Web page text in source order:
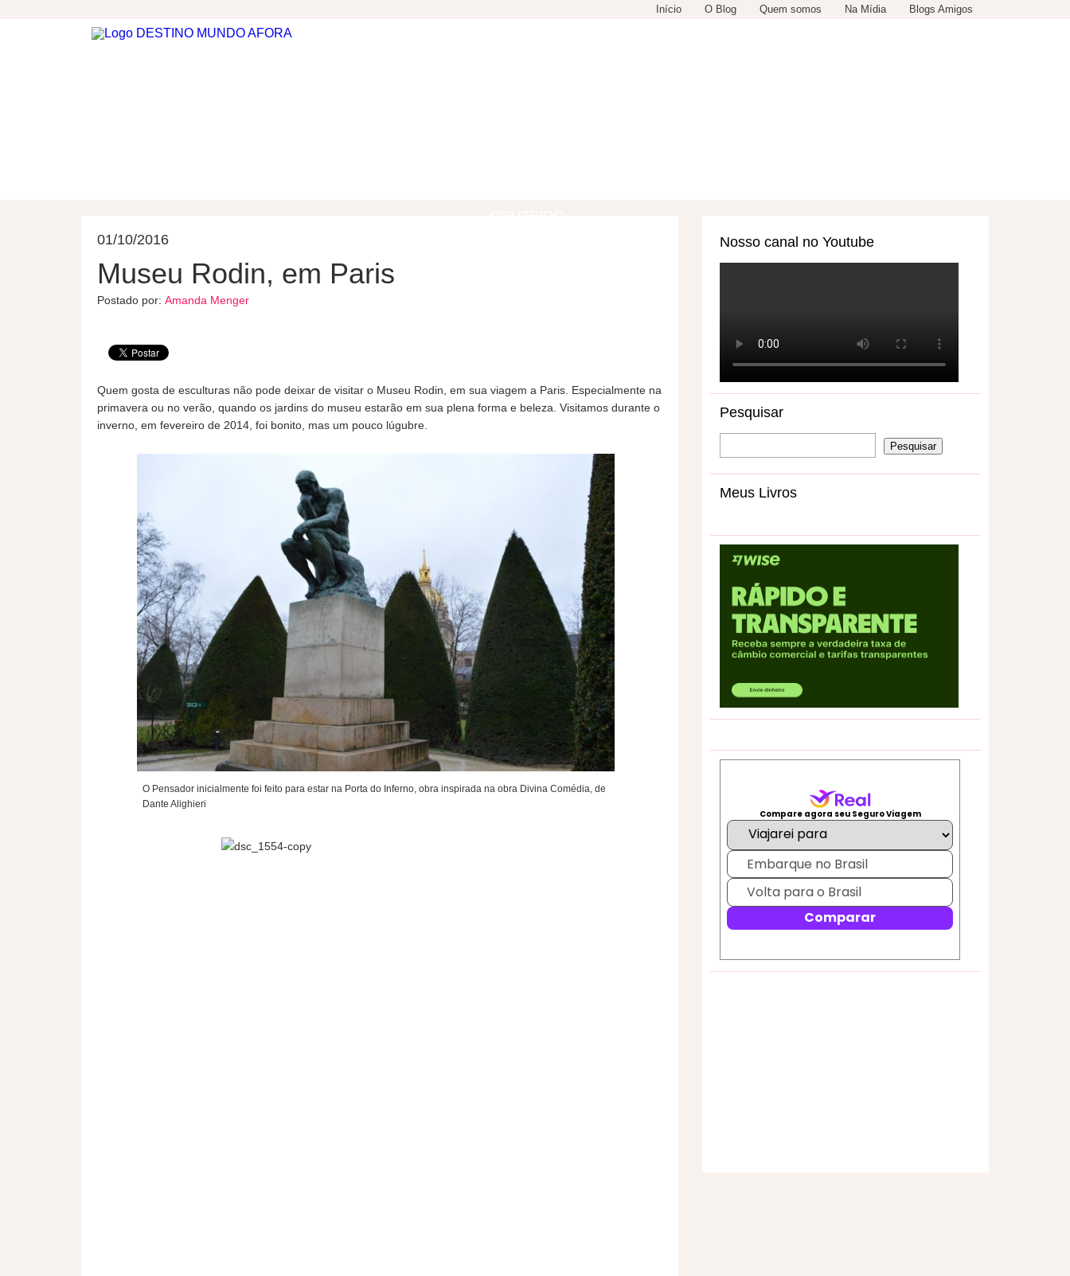
Início O Blog Quem somos Na Mídia Blogs Amigos
01/10/2016
Museu Rodin, em Paris
Postado por: Amanda Menger
Quem gosta de esculturas não pode deixar de visitar o Museu Rodin, em sua viagem a Paris. Especialmente na
primavera ou no verão, quando os jardins do museu estarão em sua plena forma e beleza. Visitamos durante o
inverno, em fevereiro de 2014, foi bonito, mas um pouco lúgubre.
O Pensador inicialmente foi feito para estar na Porta do Inferno, obra inspirada na obra Divina Comédia, de
Dante Alighieri
Nosso canal no Youtube
Pesquisar
Meus Livros